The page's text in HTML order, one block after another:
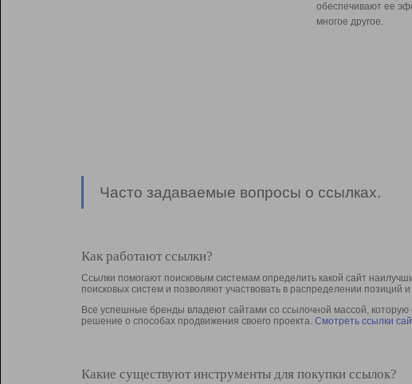
обеспечивают ее
многое другое.
Часто задаваемые вопросы о ссылках.
Как работают ссылки?
Ссылки помогают поисковым системам определить какой сайт
поисковых систем и позволяют участвовать в раcпределении позиций
Все успешные бренды владеют сайтами со ссылочной массой,
решение о способах продвижения своего проекта. Смотреть ссылки
Какие существуют инструменты для покупки ссылок?